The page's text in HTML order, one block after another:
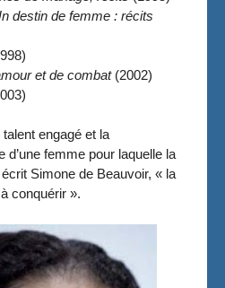
destin de femme : récits
et de combat(2002)
engagé et la
d’une femme pour laquelle la
Simone de Beauvoir, « la
conquérir ».